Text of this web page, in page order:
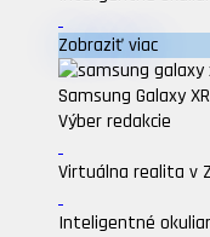
Zobraziť viac
Samsung Galaxy
Výber redakcie
Virtuálna realita v
Inteligentné